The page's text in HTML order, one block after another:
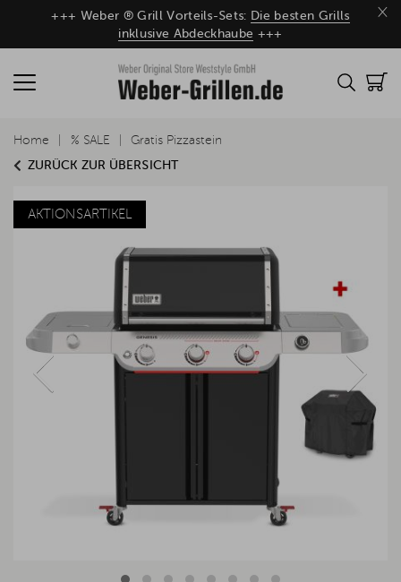
×
+++ Weber ® Grill Vorteils-Sets: Die besten Grills
inklusive Abdeckhaube +++
ZURÜCK ZUR ÜBERSICHT
Home % SALE Gratis Pizzastein
AKTIONSARTIKEL